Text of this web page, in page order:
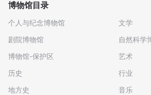
博物馆目录
个人与纪念博物馆
剧院博物馆
博物馆-保护区
历史
地方史
文学
自然科学
艺术
行业
音乐